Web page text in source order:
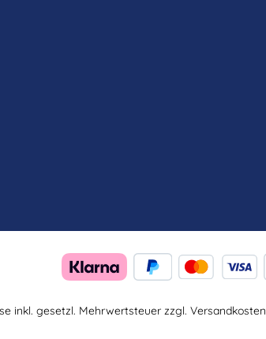
inkl. gesetzl. Mehrwertsteuer zzgl. Versandkosten